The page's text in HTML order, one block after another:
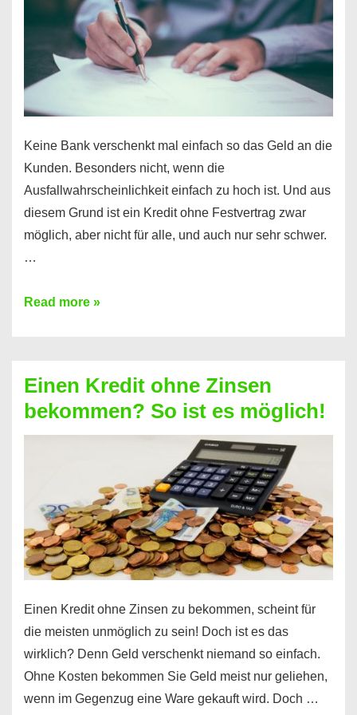
Handy
möglich!
Keine Bank verschenkt mal einfach so das Geld an die
Kunden. Besonders nicht, wenn die
Ausfallwahrscheinlichkeit einfach zu hoch ist. Und aus
diesem Grund ist ein Kredit ohne Festvertrag zwar
möglich, aber nicht für alle, und auch nur sehr schwer.
…
Ist
Festvertrag
für
jeden
erfahren
Sie
es
Read more »
Einen Kredit ohne Zinsen
bekommen? So ist es möglich!
Einen Kredit ohne Zinsen zu bekommen, scheint für
die meisten unmöglich zu sein! Doch ist es das
wirklich? Denn Geld verschenkt niemand so einfach.
Ohne Kosten bekommen Sie Geld meist nur geliehen,
wenn im Gegenzug eine Ware gekauft wird. Doch …